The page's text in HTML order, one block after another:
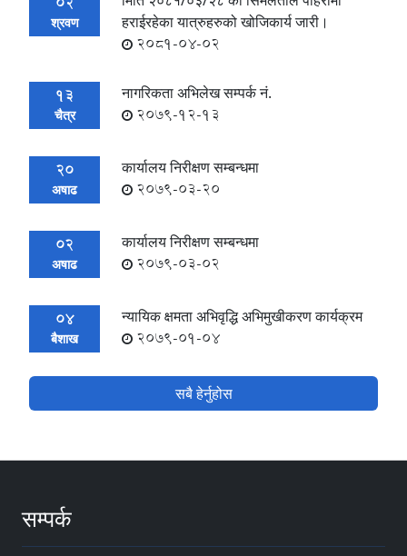
श्रवण
हराईरहेका यात्रुहरुको खोजिकार्य जारी।
2081-04-02
13
चैत्र
नागरिकता अभिलेख सम्पर्क नं.
2079-12-13
20
अषाढ
कार्यालय निरीक्षण सम्बन्धमा
2079-03-20
02
अषाढ
कार्यालय निरीक्षण सम्बन्धमा
2079-03-02
04
बैशाख
न्यायिक क्षमता अभिवृद्धि अभिमुखीकरण कार्यक्रम
2079-01-04
सबै हेर्नुहोस
सम्पर्क